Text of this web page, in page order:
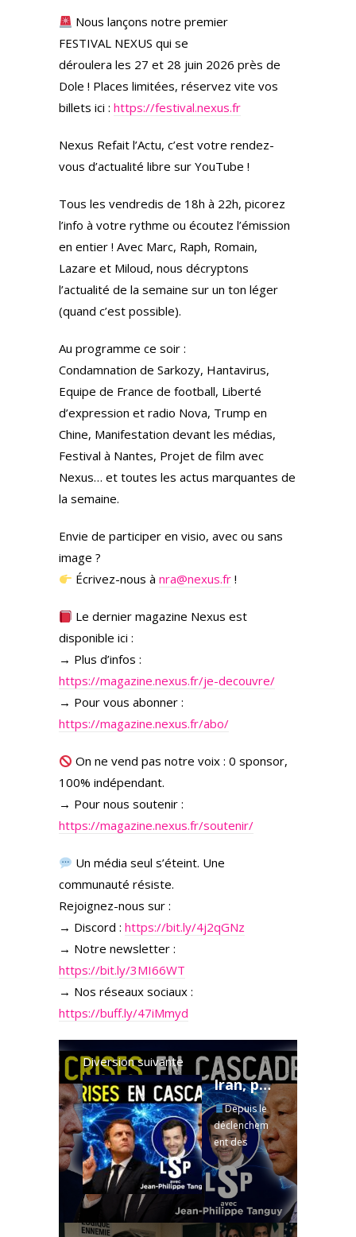
a
m
Nous lançons notre premier
FESTIVAL NEXUS qui se
déroulera les 27 et 28 juin 2026 près de
Dole ! Places limitées, réservez vite vos
billets ici : https://festival.nexus.fr
Nexus Refait l’Actu, c’est votre rendez-
vous d’actualité libre sur YouTube !
Tous les vendredis de 18h à 22h, picorez
l’info à votre rythme ou écoutez l’émission
en entier ! Avec Marc, Raph, Romain,
Lazare et Miloud, nous décryptons
l’actualité de la semaine sur un ton léger
(quand c’est possible).
Au programme ce soir :
Condamnation de Sarkozy, Hantavirus,
⁠Equipe de France de football, ⁠Liberté
d’expression et radio Nova, ⁠Trump en
Chine, Manifestation devant les médias,
Festival à Nantes, Projet de film avec
Nexus… et toutes les actus marquantes de
la semaine.
Envie de participer en visio, avec ou sans
image ?
Écrivez-nous ànra@nexus.fr !
Le dernier magazine Nexus est
disponible ici :
→ Plus d’infos :
https://magazine.nexus.fr/je-decouvre/
→ Pour vous abonner :
https://magazine.nexus.fr/abo/
On ne vend pas notre voix : 0 sponsor,
100% indépendant.
→ Pour nous soutenir :
https://magazine.nexus.fr/soutenir/
Un média seul s’éteint. Une
communauté résiste.
Rejoignez-nous sur :
→ Discord : https://bit.ly/4j2qGNz
→ Notre newsletter :
https://bit.ly/3MI66WT
→ Nos réseaux sociaux :
https://buff.ly/47iMmyd
Diversion suivante
Iran, pétrole, crise économique : la France vers le choc ? – J-P Tanguy dans Le Samedi Politique
Depuis le
déclenchem
ent des
frappes
contre l'Iran,
les prix du
carburant
pèsent de